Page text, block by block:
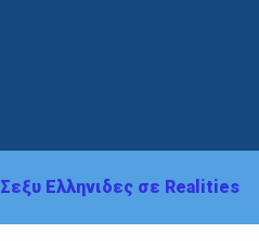
Σεξυ Ελληνιδες σε Realities